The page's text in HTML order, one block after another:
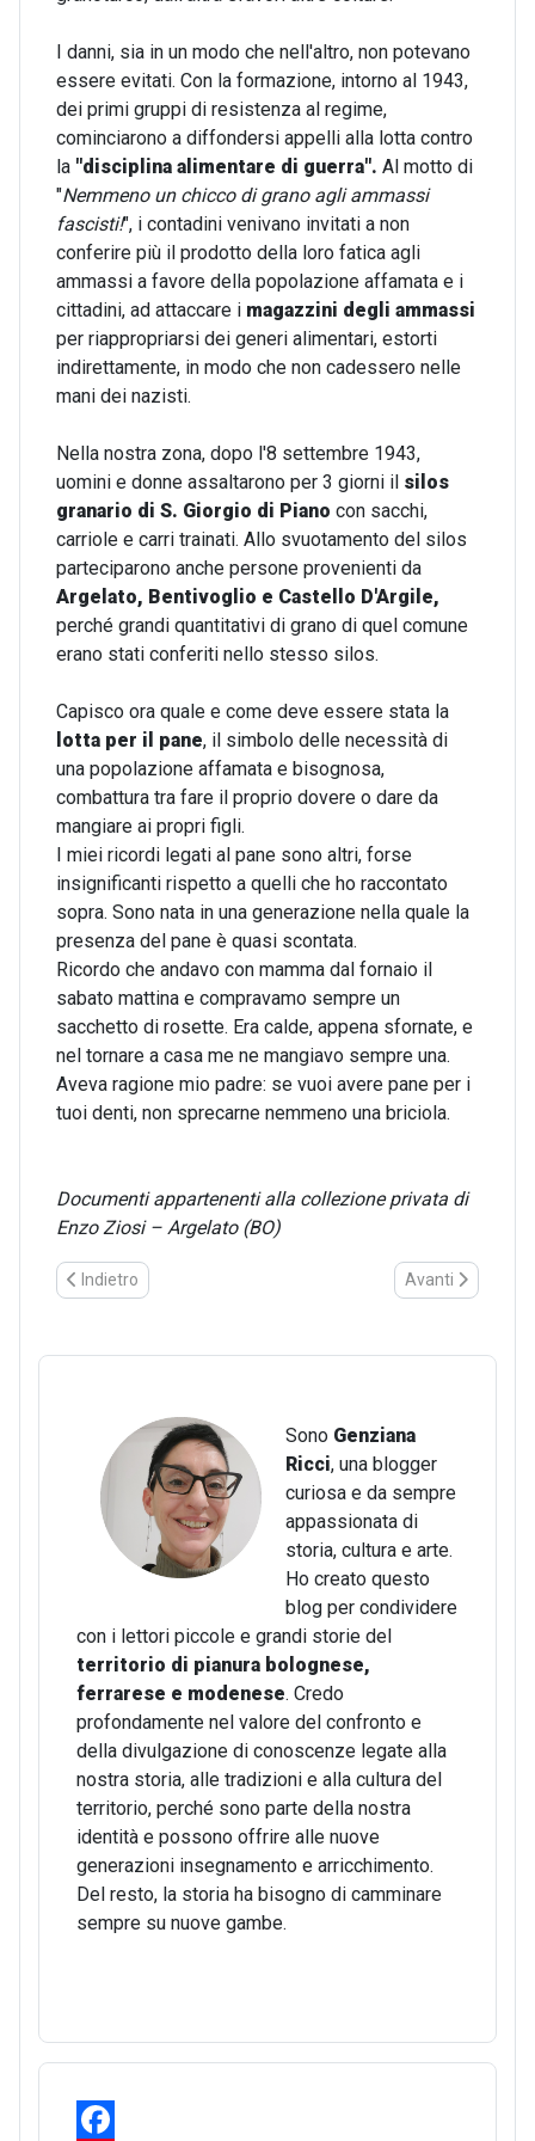
I danni, sia in un modo che nell'altro, non potevano
essere evitati. Con la formazione, intorno al 1943,
dei primi gruppi di resistenza al regime,
cominciarono a diffondersi appelli alla lotta contro
la "disciplina alimentare di guerra". Al motto di
"Nemmeno un chicco di grano agli ammassi
fascisti!", i contadini venivano invitati a non
conferire più il prodotto della loro fatica agli
ammassi a favore della popolazione affamata e i
cittadini, ad attaccare i magazzini degli ammassi
per riappropriarsi dei generi alimentari, estorti
indirettamente, in modo che non cadessero nelle
mani dei nazisti.
Nella nostra zona, dopo l'8 settembre 1943,
uomini e donne assaltarono per 3 giorni il silos
granario di S. Giorgio di Piano con sacchi,
carriole e carri trainati. Allo svuotamento del silos
parteciparono anche persone provenienti da
Argelato, Bentivoglio e Castello D'Argile,
perché grandi quantitativi di grano di quel comune
erano stati conferiti nello stesso silos.
Capisco ora quale e come deve essere stata la
lotta per il pane, il simbolo delle necessità di
una popolazione affamata e bisognosa,
combattura tra fare il proprio dovere o dare da
mangiare ai propri figli.
I miei ricordi legati al pane sono altri, forse
insignificanti rispetto a quelli che ho raccontato
sopra. Sono nata in una generazione nella quale la
presenza del pane è quasi scontata.
Ricordo che andavo con mamma dal fornaio il
sabato mattina e compravamo sempre un
sacchetto di rosette. Era calde, appena sfornate, e
nel tornare a casa me ne mangiavo sempre una.
Aveva ragione mio padre: se vuoi avere pane per i
tuoi denti, non sprecarne nemmeno una briciola.
Documenti appartenenti alla collezione privata di
Enzo Ziosi – Argelato (BO)
Articolo precedente: PSC (Per Sentite Condoglianze): la
Indietro Articolo
Avanti
Sono Genziana
Ricci, una blogger
curiosa e da sempre
appassionata di
storia, cultura e arte.
Ho creato questo
blog per condividere
con i lettori piccole e grandi storie del
territorio di pianura bolognese,
ferrarese e modenese. Credo
profondamente nel valore del confronto e
della divulgazione di conoscenze legate alla
nostra storia, alle tradizioni e alla cultura del
territorio, perché sono parte della nostra
identità e possono offrire alle nuove
generazioni insegnamento e arricchimento.
Del resto, la storia ha bisogno di camminare
sempre su nuove gambe.